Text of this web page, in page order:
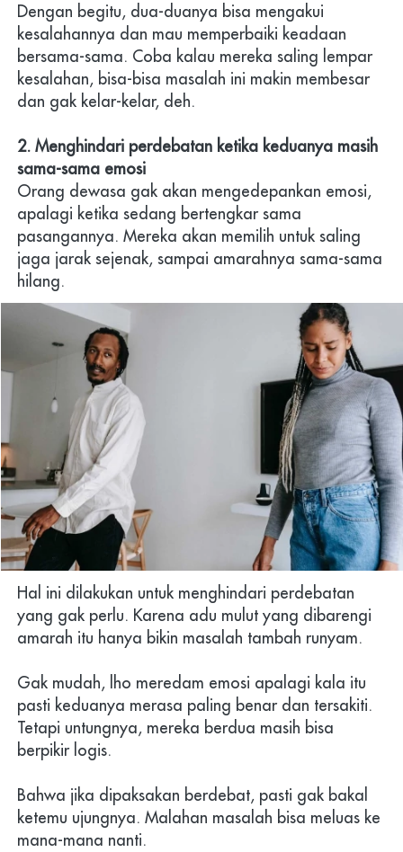
Dengan begitu, dua-duanya bisa mengakui
kesalahannya dan mau memperbaiki keadaan
bersama-sama. Coba kalau mereka saling lempar
kesalahan, bisa-bisa masalah ini makin membesar
dan gak kelar-kelar, deh.
2. Menghindari perdebatan ketika keduanya masih
sama-sama emosi
Orang dewasa gak akan mengedepankan emosi,
apalagi ketika sedang bertengkar sama
pasangannya. Mereka akan memilih untuk saling
jaga jarak sejenak, sampai amarahnya sama-sama
hilang.
Hal ini dilakukan untuk menghindari perdebatan
yang gak perlu. Karena adu mulut yang dibarengi
amarah itu hanya bikin masalah tambah runyam.
Gak mudah, lho meredam emosi apalagi kala itu
pasti keduanya merasa paling benar dan tersakiti.
Tetapi untungnya, mereka berdua masih bisa
berpikir logis.
Bahwa jika dipaksakan berdebat, pasti gak bakal
ketemu ujungnya. Malahan masalah bisa meluas ke
mana-mana nanti.